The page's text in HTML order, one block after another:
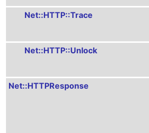
Net::HTTP::Trace
Net::HTTP::Unlock
Net::HTTPResponse